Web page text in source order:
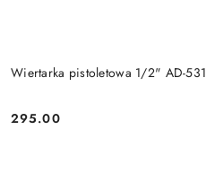
Wiertarka pistoletowa 1/2" AD-531
Cena:
295.00